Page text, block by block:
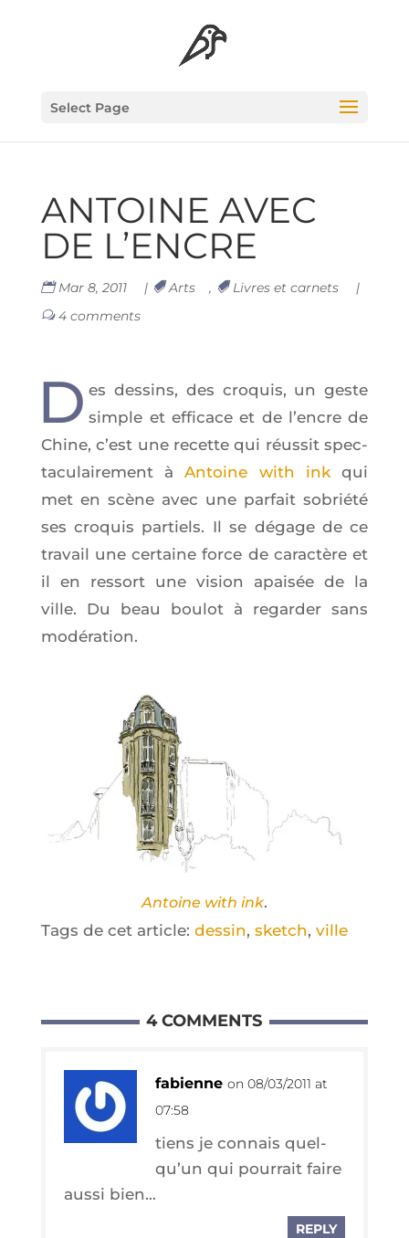
Select Page
ANTOINE AVEC
DE L’ENCRE
Mar 8, 2011 | Arts , Livres et carnets
|
4 comments
D es des­sins, des cro­quis, un geste
simple et effi­cace et de l’encre de
Chine, c’est une recette qui réus­sit spec­
ta­cu­lai­re­ment àAntoine with inkqui
met en scène avec une par­fait sobrié­té
ses cro­quis par­tiels. Il se dégage de ce
tra­vail une cer­taine force de carac­tère et
il en res­sort une vision apai­sée de la
ville. Du beau bou­lot à regar­der sans
modération.
Antoine with ink.
Tags de cet article: dessin, sketch, ville
4 COMMENTS
fabienne on 08/03/2011 at
07:58
tiens je connais quel­
qu’un qui pour­rait faire
aus­si bien…
REPLY